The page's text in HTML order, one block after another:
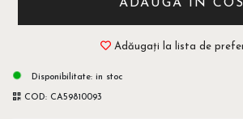
ADAUGA IN COS
Adăugați la lista de
Disponibilitate: in stoc
COD: CA59810093